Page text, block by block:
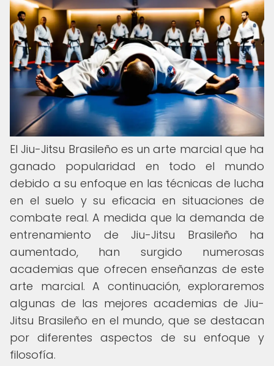
El Jiu-Jitsu Brasileño es un arte marcial que ha
ganado popularidad en todo el mundo
debido a su enfoque en las técnicas de lucha
en el suelo y su eficacia en situaciones de
combate real. A medida que la demanda de
entrenamiento de Jiu-Jitsu Brasileño ha
aumentado, han surgido numerosas
academias que ofrecen enseñanzas de este
arte marcial. A continuación, exploraremos
algunas de las mejores academias de Jiu-
Jitsu Brasileño en el mundo, que se destacan
por diferentes aspectos de su enfoque y
filosofía.